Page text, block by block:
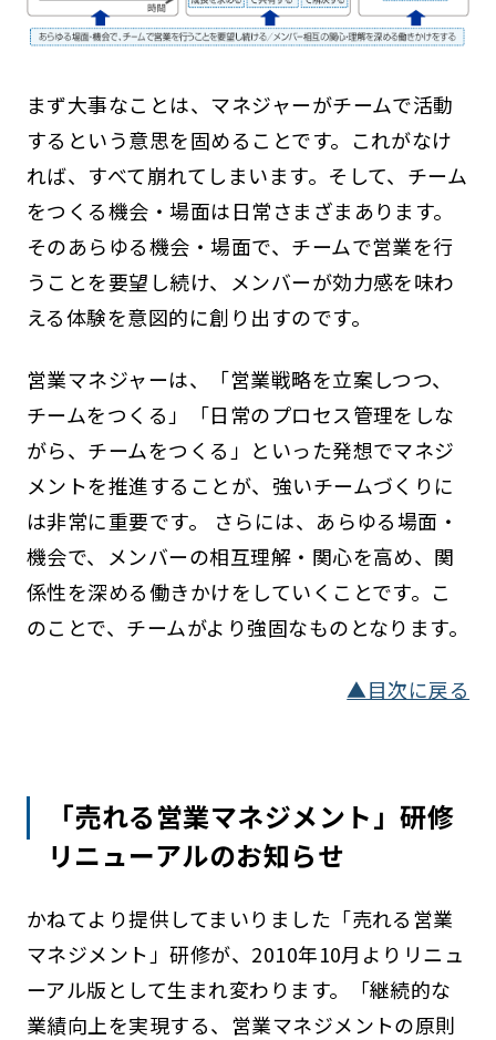
まず大事なことは、マネジャーがチームで活動
するという意思を固めることです。これがなけ
れば、すべて崩れてしまいます。そして、チーム
をつくる機会・場面は日常さまざまあります。
そのあらゆる機会・場面で、チームで営業を行
うことを要望し続け、メンバーが効力感を味わ
える体験を意図的に創り出すのです。
営業マネジャーは、「営業戦略を立案しつつ、
チームをつくる」「日常のプロセス管理をしな
がら、チームをつくる」といった発想でマネジ
メントを推進することが、強いチームづくりに
は非常に重要です。 さらには、あらゆる場面・
機会で、メンバーの相互理解・関心を高め、関
係性を深める働きかけをしていくことです。こ
のことで、チームがより強固なものとなります。
▲目次に戻る
「売れる営業マネジメント」研修
リニューアルのお知らせ
かねてより提供してまいりました「売れる営業
マネジメント」研修が、2010年10月よりリニュ
ーアル版として生まれ変わります。「継続的な
業績向上を実現する、営業マネジメントの原則